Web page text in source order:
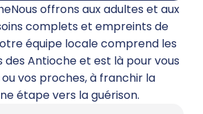
offrons aux adultes et aux
complets et empreints de
équipe locale comprend les
des Antioche et est là pour vous
ou vos proches, à franchir la
étape vers la guérison.